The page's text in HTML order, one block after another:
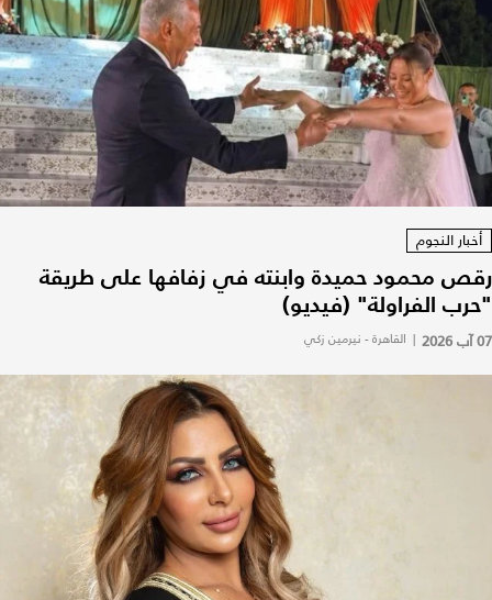
أخبار النجوم
رقص محمود حميدة وابنته في زفافها على طريقة
"حرب الفراولة" (فيديو)
07 آب 2026 | القاهرة - نيرمين زكي